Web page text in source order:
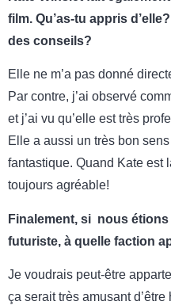
film. Qu’as-tu appris
des conseils?
Elle ne m’a pas donné
Par contre, j’ai observé
et j’ai vu qu’elle est très
Elle a aussi un très bon
fantastique. Quand Kate est
toujours agréable!
Finalement, si nous
futuriste, à quelle faction
Je voudrais peut-être
ça serait très amusant